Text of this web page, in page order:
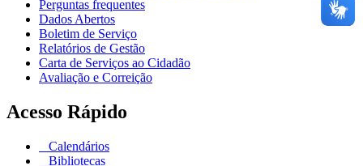
Perguntas frequentes
Dados Abertos
Boletim de Serviço
Relatórios de Gestão
Carta de Serviços ao Cidadão
Avaliação e Correição
Acesso Rápido
Calendários
Bibliotecas